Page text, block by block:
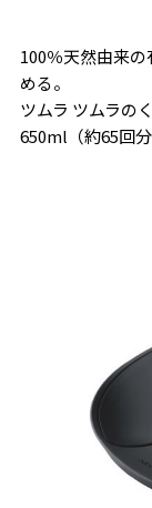
100％天然由来
める。
ツムラ ツムラの
650ml（約65回